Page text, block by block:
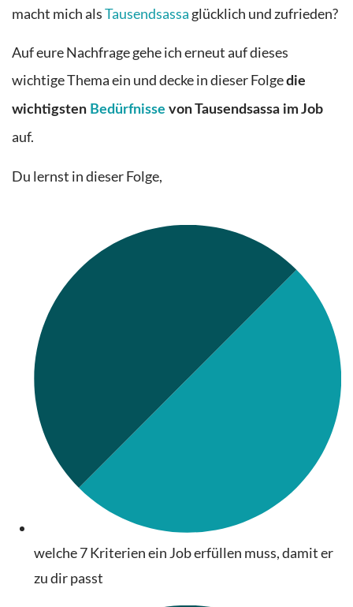
macht mich alsTausendsassa glücklich und zufrieden?
Auf eure Nachfrage gehe ich erneut auf dieses
wichtige Thema ein und decke in dieser Folgedie
wichtigsten Bedürfnisse von Tausendsassa im Job
auf.
Du lernst in dieser Folge,
welche 7 Kriterien ein Job erfüllen muss, damit er
zu dir passt